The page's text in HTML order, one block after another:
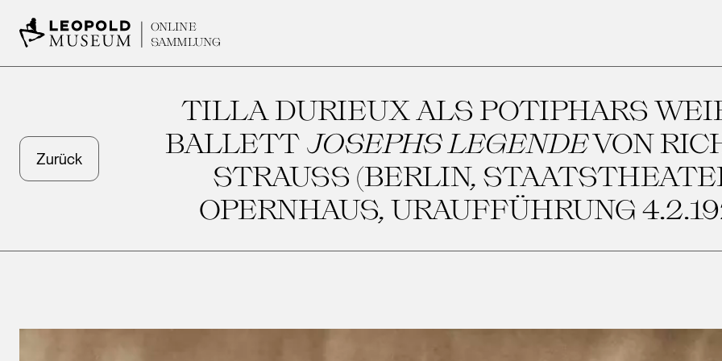
ONLINE
SAMMLUNG
Zurück
TILLA DURIEUX ALS POTIPHARS
BALLETT JOSEPHS LEGENDEVON
STRAUSS (BERLIN,
OPERNHAUS, URAUFFÜHRUNG